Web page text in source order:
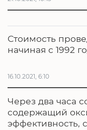
Стоимость
начиная с 1992
16.10.2021, 6:10
Через два часа
содержащий
эффективность,